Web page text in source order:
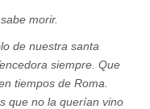
morir.
de nuestra santa
siempre. Que
tiempos de Roma.
que no la querían vino